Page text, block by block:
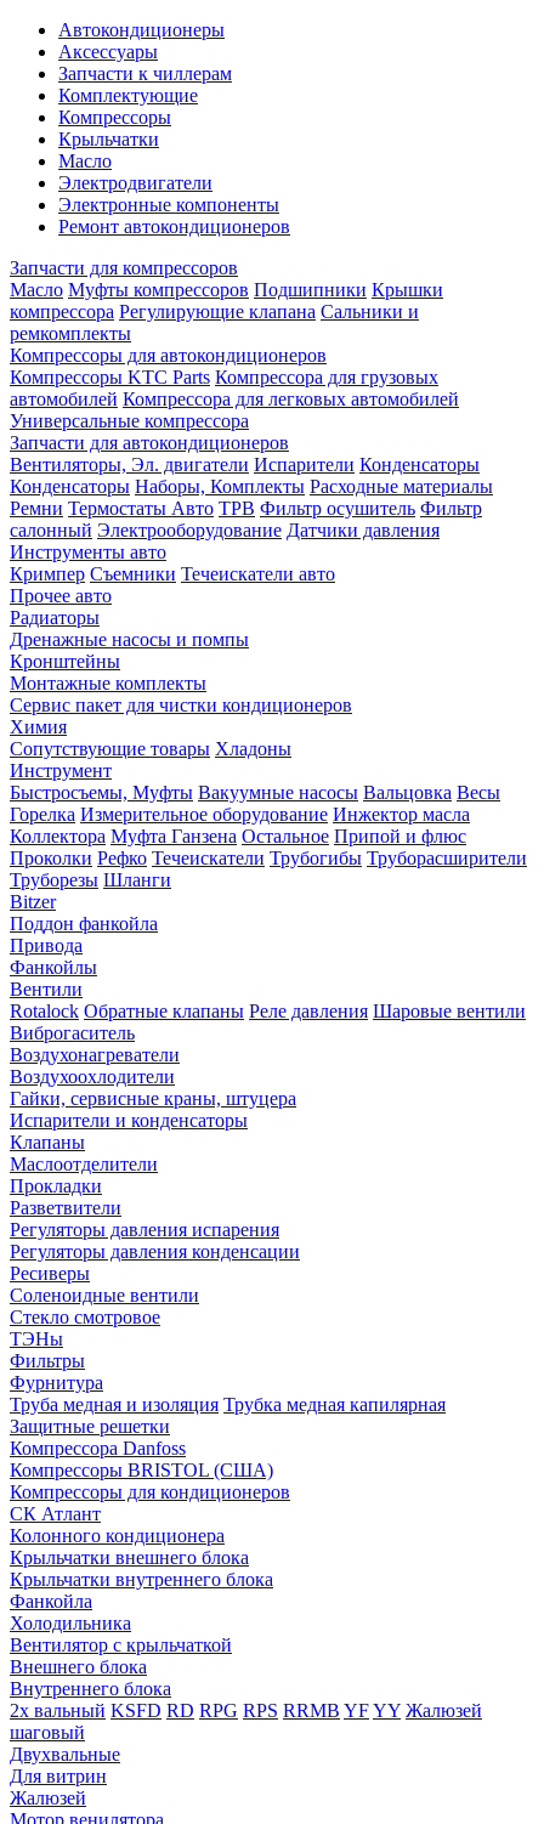
Автокондиционеры
Аксессуары
Запчасти к чиллерам
Комплектующие
Компрессоры
Крыльчатки
Масло
Электродвигатели
Электронные компоненты
Ремонт автокондиционеров
Запчасти для компрессоров
Масло Муфты компрессоров Подшипники Крышки
компрессора Регулирующие клапана Сальники и
ремкомплекты
Компрессоры для автокондиционеров
Компрессоры KTC Parts Компрессора для грузовых
автомобилей Компрессора для легковых автомобилей
Универсальные компрессора
Запчасти для автокондиционеров
Вентиляторы, Эл. двигатели Испарители Конденсаторы
Конденсаторы Наборы, Комплекты Расходные материалы
Ремни Термостаты Авто ТРВ Фильтр осушитель Фильтр
салонный Электрооборудование Датчики давления
Инструменты авто
Кримпер Съемники Течеискатели авто
Прочее авто
Радиаторы
Дренажные насосы и помпы
Кронштейны
Монтажные комплекты
Сервис пакет для чистки кондиционеров
Химия
Сопутствующие товары Хладоны
Инструмент
Быстросъемы, Муфты Вакуумные насосы Вальцовка Весы
Горелка Измерительное оборудование Инжектор масла
Коллектора Муфта Ганзена Остальное Припой и флюс
Проколки Рефко Течеискатели Трубогибы Труборасширители
Труборезы Шланги
Bitzer
Поддон фанкойла
Привода
Фанкойлы
Вентили
Rotalock Обратные клапаны Реле давления Шаровые вентили
Виброгаситель
Воздухонагреватели
Воздухоохлодители
Гайки, сервисные краны, штуцера
Испарители и конденсаторы
Клапаны
Маслоотделители
Прокладки
Разветвители
Регуляторы давления испарения
Регуляторы давления конденсации
Ресиверы
Соленоидные вентили
Стекло смотровое
ТЭНы
Фильтры
Фурнитура
Труба медная и изоляция Трубка медная капилярная
Защитные решетки
Компрессора Danfoss
Компрессоры BRISTOL (США)
Компрессоры для кондиционеров
СК Атлант
Колонного кондиционера
Крыльчатки внешнего блока
Крыльчатки внутреннего блока
Фанкойла
Холодильника
Вентилятор с крыльчаткой
Внешнего блока
Внутреннего блока
2х вальный KSFD RD RPG RPS RRMB YFYY Жалюзей
шаговый
Двухвальные
Для витрин
Жалюзей
Мотор венилятора